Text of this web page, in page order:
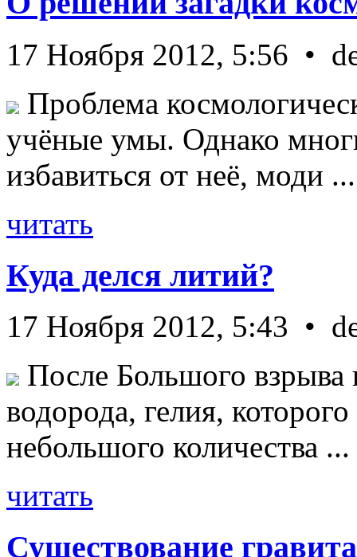
17 Ноября 2012, 5:56 •
Проблема
учёные умы. Однако
избавиться от неё, моди ...
читать
Куда делся литий?
17 Ноября 2012, 5:43 •
После Большого взрыва
водорода, гелия,
небольшого количества ...
читать
Существование